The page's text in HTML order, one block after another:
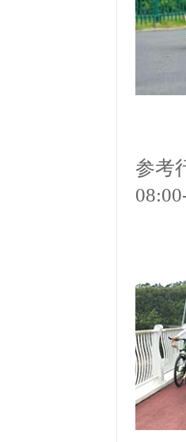
参考